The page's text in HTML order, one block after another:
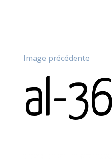
Image précédente
al-